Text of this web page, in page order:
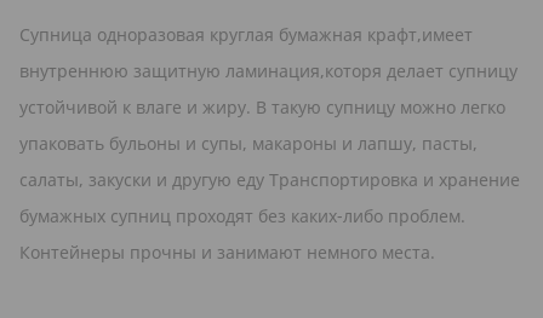
Супница одноразовая круглая бумажная крафт,имеет
внутреннюю защитную ламинация,которя делает супницу
устойчивой к влаге и жиру. В такую супницу можно легко
упаковать бульоны и супы, макароны и лапшу, пасты,
салаты, закуски и другую еду Транспортировка и хранение
бумажных супниц проходят без каких-либо проблем.
Контейнеры прочны и занимают немного места.